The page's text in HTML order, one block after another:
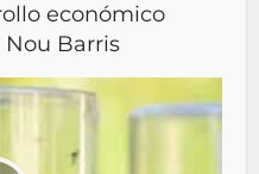
económico
Barris